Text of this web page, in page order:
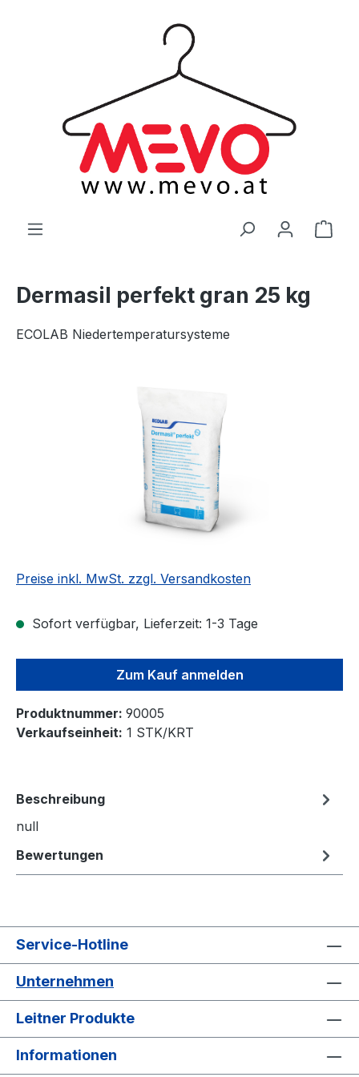
Dermasil perfekt gran 25 kg
ECOLAB Niedertemperatursysteme
Preise inkl. MwSt. zzgl. Versandkosten
Sofort verfügbar, Lieferzeit: 1-3 Tage
Zum Kauf anmelden
Produktnummer: 90005
Verkaufseinheit: 1 STK/KRT
Beschreibung
null
Bewertungen
Service-Hotline
Unternehmen
Leitner Produkte
Informationen